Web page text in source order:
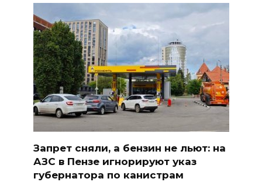
Запрет сняли, а бензин не льют: на
АЗС в Пензе игнорируют указ
губернатора по канистрам